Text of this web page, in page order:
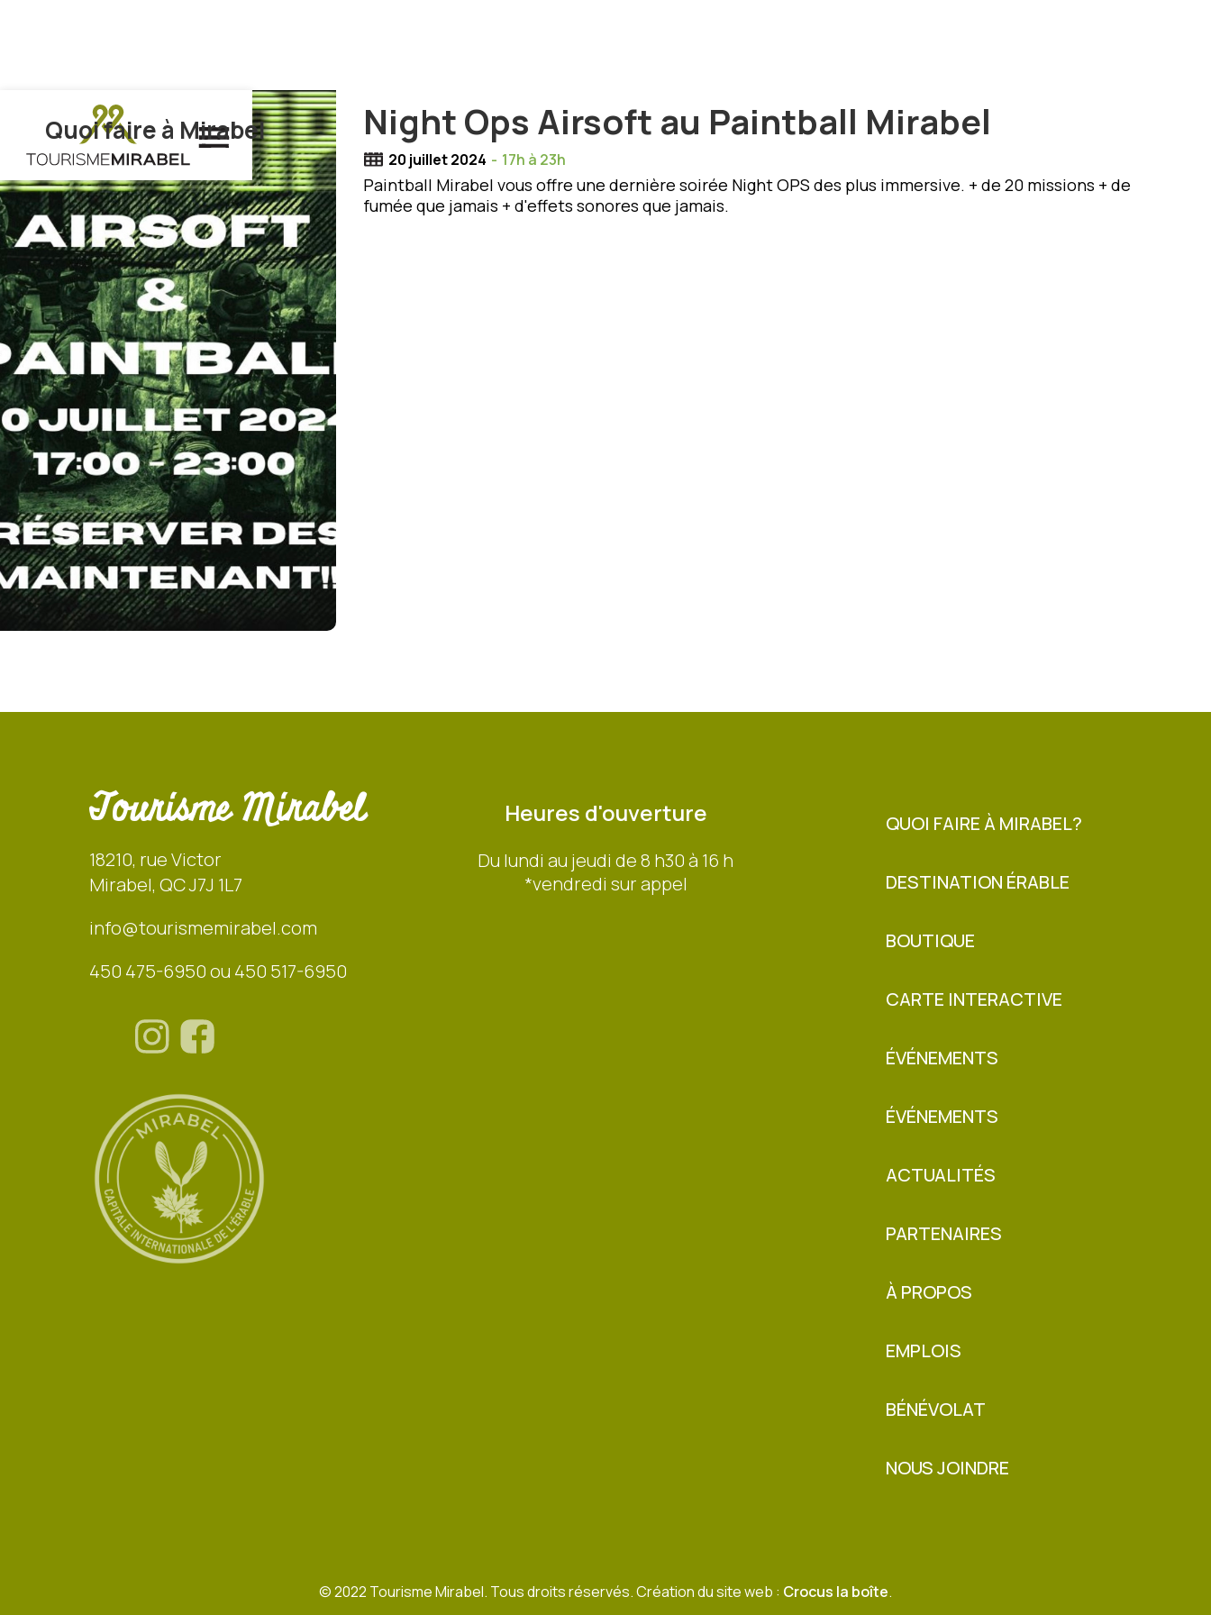
Quoi faire à Mirabel Night Ops Airsoft au Paintball Mirabel
20 juillet 2024 - 17h à 23h
Paintball Mirabel vous offre une dernière soirée Night OPS des plus immersive. + de 20 missions + de
fumée que jamais + d'effets sonores que jamais.
Tourisme Mirabel
18210, rue Victor
Mirabel, QC J7J 1L7
info@tourismemirabel.com
450 475-6950 ou 450 517-6950
Heures d'ouverture
Du lundi au jeudi de 8 h30 à 16 h
*vendredi sur appel
QUOI FAIRE À MIRABEL?
DESTINATION ÉRABLE
BOUTIQUE
CARTE INTERACTIVE
ÉVÉNEMENTS
ÉVÉNEMENTS
ACTUALITÉS
PARTENAIRES
À PROPOS
EMPLOIS
BÉNÉVOLAT
NOUS JOINDRE
©2022 Tourisme Mirabel. Tous droits réservés. Création du site web : Crocus la boîte.